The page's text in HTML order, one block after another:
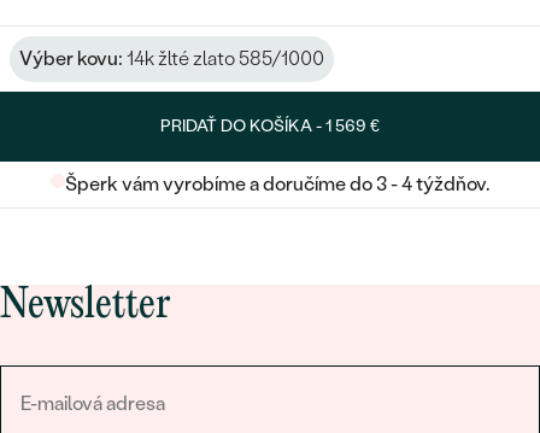
Výber kovu: 14k žlté zlato 585/1000
PRIDAŤ DO KOŠÍKA -1 569 €
Šperk vám vyrobíme a doručíme do 3 - 4 týždňov.
Newsletter